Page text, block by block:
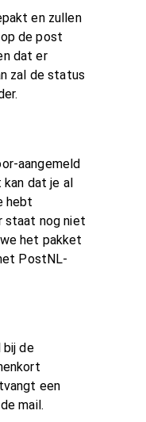
en zullen
de post
dat er
zal de status
aangemeld
dat je al
hebt
staat nog niet
het pakket
PostNL-
de
een
mail.